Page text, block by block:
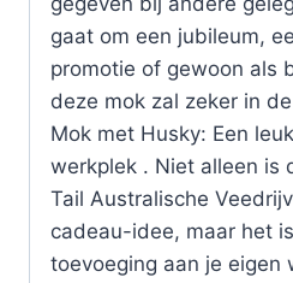
gaat om een jubileum,
promotie of gewoon als
deze mok zal zeker in
Mok met Husky: Een
werkplek . Niet alleen is
Tail Australische
cadeau-idee, maar het
toevoeging aan je eigen